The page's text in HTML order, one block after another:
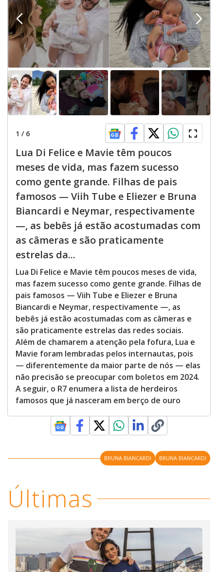
1 / 6
Lua Di Felice e Mavie têm poucos
meses de vida, mas fazem sucesso
como gente grande. Filhas de pais
famosos — Viih Tube e Eliezer e Bruna
Biancardi e Neymar, respectivamente
—, as bebês já estão acostumadas com
as câmeras e são praticamente
estrelas da...
Lua Di Felice e Mavie têm poucos meses de vida,
mas fazem sucesso como gente grande. Filhas de
pais famosos — Viih Tube e Eliezer e Bruna
Biancardi e Neymar, respectivamente —, as
bebês já estão acostumadas com as câmeras e
são praticamente estrelas das redes sociais.
Além de chamarem a atenção pela fofura, Lua e
Mavie foram lembradas pelos internautas, pois
— diferentemente da maior parte de nós — elas
não precisão se preocupar com boletos em 2024.
A seguir, o R7 enumera a lista de herdeiros
famosos que já nasceram em berço de ouro
BRUNA BIANCARDI BRUNA BIANCARDI
Últimas